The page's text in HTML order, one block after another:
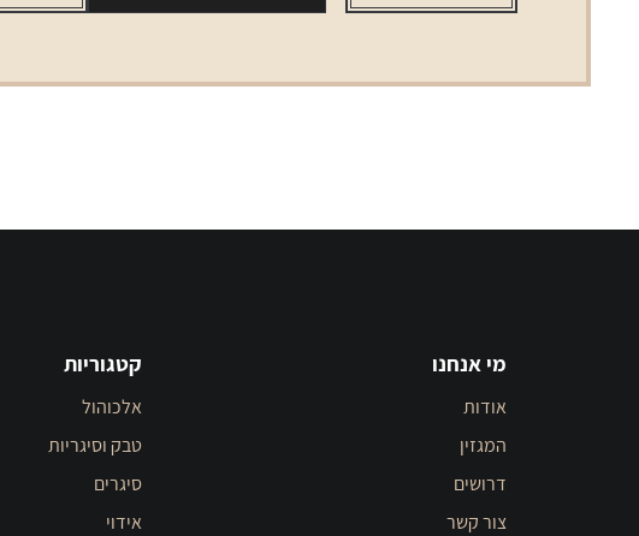
מי אנחנו
אודות
המגזין
דרושים
צור קשר
קטגוריות
אלכוהול
טבק וסיגריות
סיגרים
אידוי